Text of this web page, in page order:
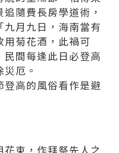
隨費長房學道術，
月九日，海南當有
菊花酒，此禍可
間每逢此日必登高
厄。
高的風俗看作是避
束，作拜祭先人之